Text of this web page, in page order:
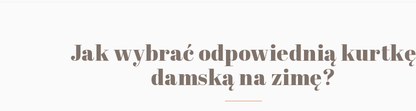
Jak wybrać odpowiednią kurtkę
damską na zimę?